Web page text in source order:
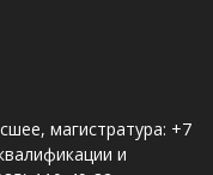
магистратура: +7
и